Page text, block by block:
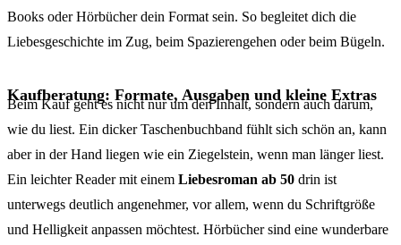
Books oder Hörbücher dein Format sein. So begleitet dich die
Liebesgeschichte im Zug, beim Spazierengehen oder beim Bügeln.
Kaufberatung: Formate, Ausgaben und kleine Extras
Beim Kauf geht es nicht nur um den Inhalt, sondern auch darum,
wie du liest. Ein dicker Taschenbuchband fühlt sich schön an, kann
aber in der Hand liegen wie ein Ziegelstein, wenn man länger liest.
Ein leichter Reader mit einem Liebesroman ab 50 drin ist
unterwegs deutlich angenehmer, vor allem, wenn du Schriftgröße
und Helligkeit anpassen möchtest. Hörbücher sind eine wunderbare